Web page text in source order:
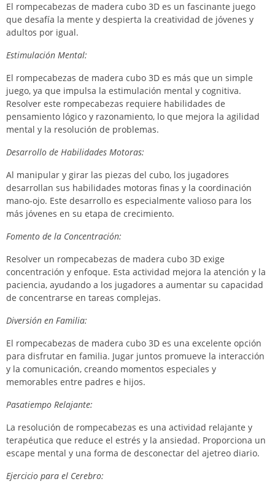
El rompecabezas de madera cubo 3D es un fascinante juego
que desafía la mente y despierta la creatividad de jóvenes y
adultos por igual.
Estimulación Mental:
El rompecabezas de madera cubo 3D es más que un simple
juego, ya que impulsa la estimulación mental y cognitiva.
Resolver este rompecabezas requiere habilidades de
pensamiento lógico y razonamiento, lo que mejora la agilidad
mental y la resolución de problemas.
Desarrollo de Habilidades Motoras:
Al manipular y girar las piezas del cubo, los jugadores
desarrollan sus habilidades motoras finas y la coordinación
mano-ojo. Este desarrollo es especialmente valioso para los
más jóvenes en su etapa de crecimiento.
Fomento de la Concentración:
Resolver un rompecabezas de madera cubo 3D exige
concentración y enfoque. Esta actividad mejora la atención y la
paciencia, ayudando a los jugadores a aumentar su capacidad
de concentrarse en tareas complejas.
Diversión en Familia:
El rompecabezas de madera cubo 3D es una excelente opción
para disfrutar en familia. Jugar juntos promueve la interacción
y la comunicación, creando momentos especiales y
memorables entre padres e hijos.
Pasatiempo Relajante:
La resolución de rompecabezas es una actividad relajante y
terapéutica que reduce el estrés y la ansiedad. Proporciona un
escape mental y una forma de desconectar del ajetreo diario.
Ejercicio para el Cerebro: